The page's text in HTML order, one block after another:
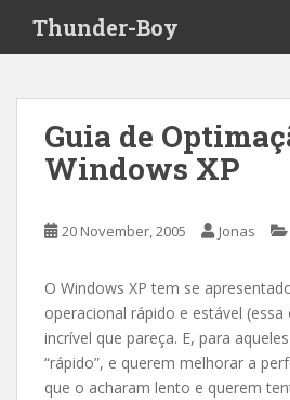
i
Thunder-Boy
Guia de
Windows XP
20 November, 2005 Jonas
O Windows XP tem se
operacional rápido e estável
incrível que pareça. E, para
“rápido”, e querem melhorar a
que o acharam lento e querem